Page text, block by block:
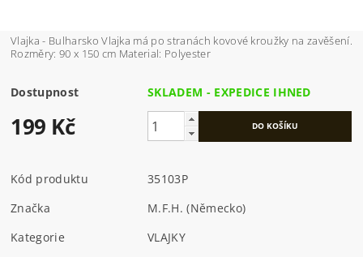
Vlajka - Bulharsko Vlajka má po stranách kovové kroužky na zavěšení.
Rozměry: 90 x 150 cm Material: Polyester
Dostupnost SKLADEM - EXPEDICE IHNED
199 Kč
Kód produktu
35103P
Značka
M.F.H. (Německo)
Kategorie
VLAJKY